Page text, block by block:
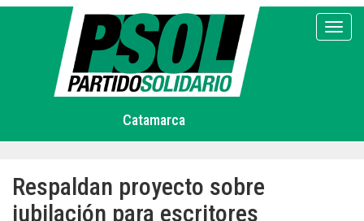
Pasar
Catamarca
Respaldan proyecto sobre
jubilación para escritores